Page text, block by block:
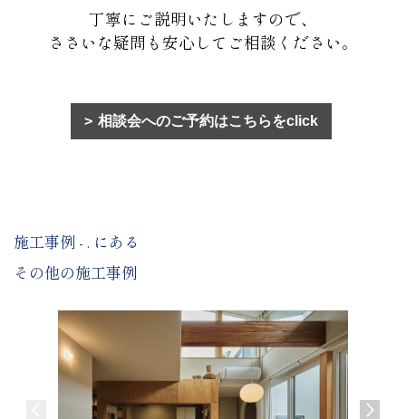
丁寧にご説明いたしますので、
ささいな疑問も安心してご相談ください。
相談会へのご予約はこちらをclick
施工事例 - . にある
その他の施工事例